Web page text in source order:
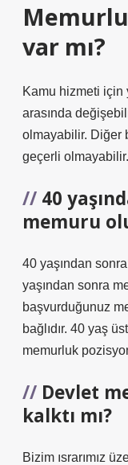
var mı?
Kamu hizmeti için
arasında
olmayabilir. Diğer
geçerli olmayabilir.
40
memuru
40 yaşından
yaşından sonra
başvurduğunuz
bağlıdır. 40 yaş
memurluk
Devlet
kalktı mı?
Bizim ısrarımız